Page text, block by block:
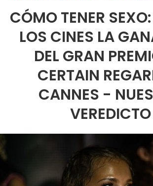
CÓMO TENER
LOS CINES LA
DEL GRAN
CERTAIN
CANNES -
VEREDICTO